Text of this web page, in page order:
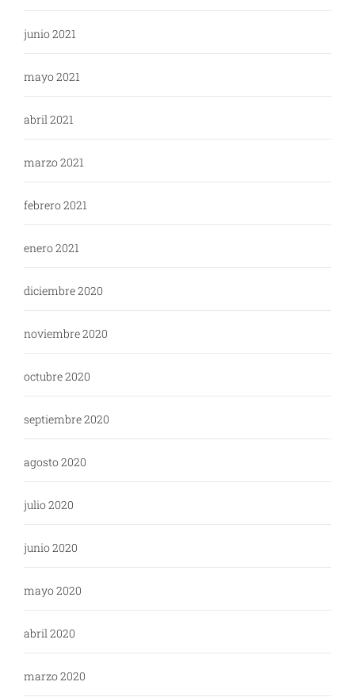
junio 2021
mayo 2021
abril 2021
marzo 2021
febrero 2021
enero 2021
diciembre 2020
noviembre 2020
octubre 2020
septiembre 2020
agosto 2020
julio 2020
junio 2020
mayo 2020
abril 2020
marzo 2020